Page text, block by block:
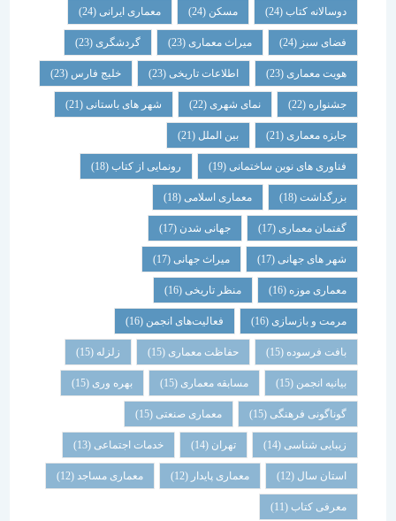
دوسالانه کتاب(24) مسکن (24) معماری ایرانی(24)
فضای سبز(24) میراث معماری (23) گردشگری (23)
هویت معماری (23) اطلاعات تاریخی(23) خلیج فارس(23)
جشنواره(22) نمای شهری(22) شهر های باستانی (21)
جایزه معماری (21) بین الملل(21)
فناوری های نوین ساختمانی(19) رونمایی از کتاب (18)
بزرگداشت (18) معماری اسلامی(18)
گفتمان معماری (17) جهانی شدن(17)
شهر های جهانی(17) میراث جهانی(17)
معماری موزه(16) منظر تاریخی (16)
مرمت و بازسازی(16) فعالیت‌های انجمن(16)
بافت فرسوده (15) حفاظت معماری (15) زلزله
بیانیه انجمن(15) مسابقه معماری (15) بهره وری(15)
گوناگونی فرهنگی (15) معماری صنعتی(15)
زیبایی شناسی (14) تهران خدمات اجتماعی (13)
استان سال(12) معماری پایدار (12) معماری مساجد(12)
معرفی کتاب(11)